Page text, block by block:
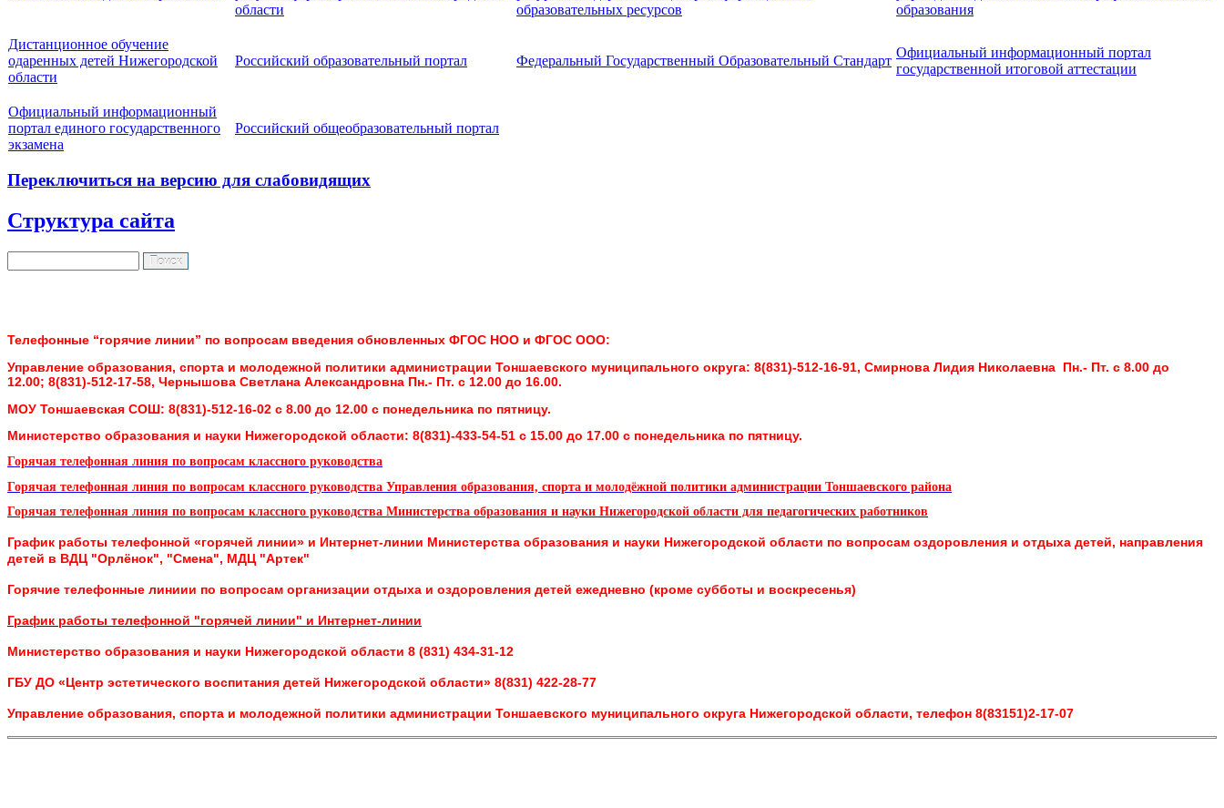
области
образовательных ресурсов
образования
Дистанционное обучение
одаренных детей Нижегородской
области
Российский образовательный портал Федеральный Государственный Образовательный Стандарт
Официальный информационный портал
государственной итоговой аттестации
Официальный информационный
портал единого государственного
экзамена
Российский общеобразовательный портал
Переключиться на версию для слабовидящих
Структура сайта
Телефонные “горячие линии” по вопросам введения обновленных ФГОС НОО и ФГОС ООО:
Управление образования, спорта и молодежной политики администрации Тоншаевского муниципального округа: 8(831)-512-16-91, Смирнова Лидия Николаевна Пн.- Пт. с 8.00 до
12.00; 8(831)-512-17-58, Чернышова Светлана Александровна Пн.- Пт. с 12.00 до 16.00.
МОУ Тоншаевская СОШ: 8(831)-512-16-02 с 8.00 до 12.00 с понедельника по пятницу.
Министерство образования и науки Нижегородской области: 8(831)-433-54-51 с 15.00 до 17.00 с понедельника по пятницу.
Горячая телефонная линия по вопросам классного руководства
Горячая телефонная линия по вопросам классного руководства Управления образования, спорта и молодёжной политики администрации Тоншаевского района
Горячая телефонная линия по вопросам классного руководства Министерства образования и науки Нижегородской области для педагогических работников
График работы телефонной «горячей линии» и Интернет-линии Министерства образования и науки Нижегородской области по вопросам оздоровления и отдыха детей, направления
детей в ВДЦ "Орлёнок", "Смена", МДЦ "Артек"
Горячие телефонные линиии по вопросам организации отдыха и оздоровления детей ежедневно (кроме субботы и воскресенья)
График работы телефонной "горячей линии" и Интернет-линии
Министерство образования и науки Нижегородской области 8 (831) 434-31-12
ГБУ ДО «Центр эстетического воспитания детей Нижегородской области» 8(831) 422-28-77
Управление образования, спорта и молодежной политики администрации Тоншаевского муниципального округа Нижегородской области, телефон 8(83151)2-17-07